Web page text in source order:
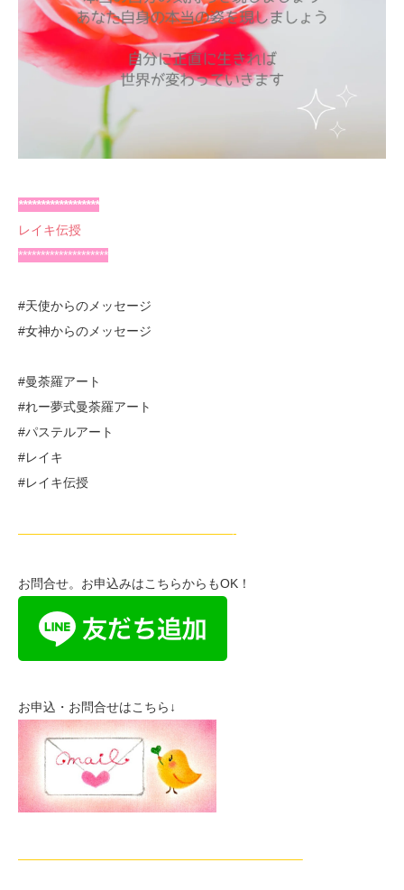
******************
レイキ伝授
********************
#天使からのメッセージ
#女神からのメッセージ
#曼荼羅アート
#れー夢式曼荼羅アート
#パステルアート
#レイキ
#レイキ伝授
—————————————————-
お問合せ。お申込みはこちらからもOK！
お申込・お問合せはこちら↓
——————————————————————–